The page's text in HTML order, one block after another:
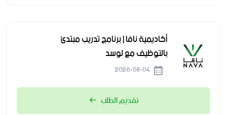
أكاديمية نافا | برنامج تدريب مبتدئ
بالتوظيف مع لوسد
تقديم الطلب